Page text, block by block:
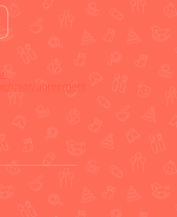
user/agreement